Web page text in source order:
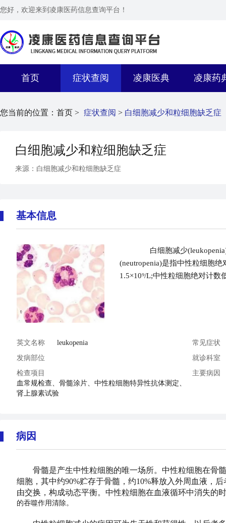
您好，欢迎来到凌康医药信息查询平台！
首页 症状查阅 凌康医典 凌康药
您当前的位置： 首页 > 症状查阅 > 白细胞减少和粒细胞缺乏症
白细胞减少和粒细胞缺乏症
来源：白细胞减少和粒细胞缺乏症
基本信息
白细胞减少(leukopenia)
(neutropenia)是指中性粒细胞
1.5×10⁹/L;中性粒细胞绝对计数
英文名称 leukopenia
常见症状
发病部位
就诊科室
检查项目
血常规检查、骨髓涂片、中性粒细胞特异性抗体测定、
肾上腺素试验
主要病因
病因
骨髓是产生中性粒细胞的唯一场所。中性粒细胞在骨髓
细胞，其中约90%贮存于骨髓，约10%释放入外周血液，
由交换，构成动态平衡。中性粒细胞在血液循环中消失的时
的吞噬作用清除。